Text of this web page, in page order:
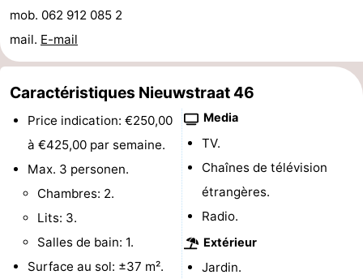
jeux
de
intérieures
Bowling
Centres
bien-
être
villes
Nature
Visites
guidées
Sports
Piscines
mob. 062 912 085 2
mail. E-mail
Caractéristiques Nieuwstraat 46
Price indication: €250,00
à €425,00 par semaine.
Max. 3 personen.
Chambres: 2.
Lits: 3.
Salles de bain: 1.
Surface au sol: ±37 m².
Media
TV.
Chaînes de télévision
étrangères.
Radio.
Extérieur
Jardin.